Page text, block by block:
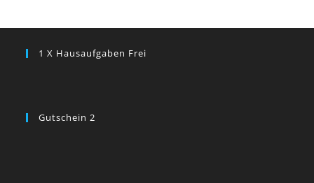
1 X Hausaufgaben Frei
Gutschein 2